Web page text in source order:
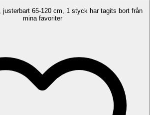
justerbart 65-120 cm, 1 styck har tagits bort från
mina favoriter